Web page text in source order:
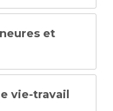
et
vie-travail